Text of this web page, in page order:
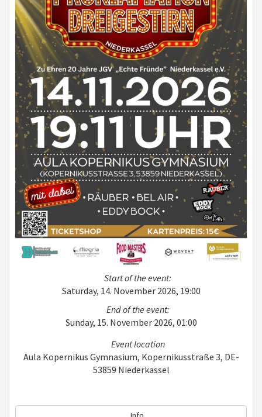
Start of the event:
Saturday, 14. November 2026, 19:00
End of the event:
Sunday, 15. November 2026, 01:00
Event location
Aula Kopernikus Gymnasium, Kopernikusstraße 3, DE-
53859 Niederkassel